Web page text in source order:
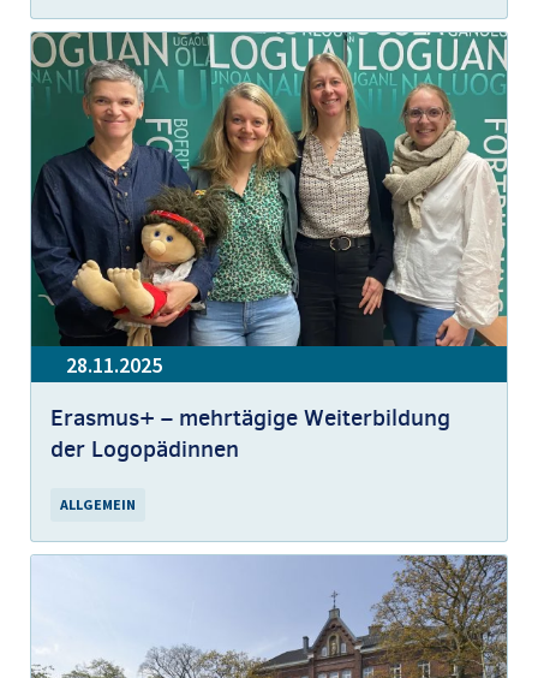
28.11.2025
Erasmus+ – mehrtägige Weiterbildung
der Logopädinnen
ALLGEMEIN